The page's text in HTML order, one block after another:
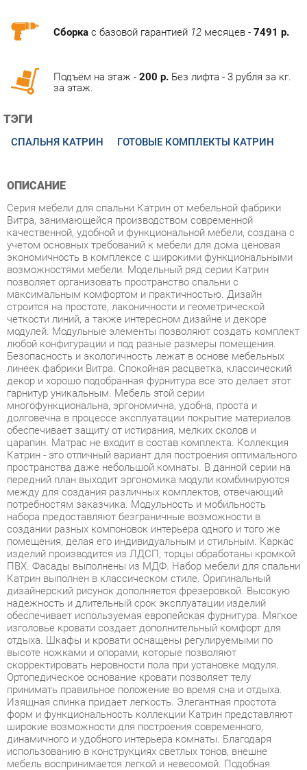
ТЭГИ
ОПИСАНИЕ
Витра, занимающейся производством современной
качественной, удобной и функциональной мебели, создана с
учетом основных требований к мебели для дома ценовая
экономичность в комплексе с широкими функциональными
возможностями мебели. Модельный ряд серии Катрин
позволяет организовать пространство спальни с
максимальным комфортом и практичностью. Дизайн
строится на простоте, лаконичности и геометрической
четкости линий, а также интересном дизайне и декоре
модулей. Модульные элементы позволяют создать комплект
любой конфигурации и под разные размеры помещения.
Безопасность и экологичность лежат в основе мебельных
линеек фабрики Витра. Спокойная расцветка, классический
декор и хорошо подобранная фурнитура все это делает этот
гарнитур уникальным. Мебель этой серии
многофункциональна, эргономична, удобна, проста и
долговечна в процессе эксплуатации покрытие материалов
обеспечивает защиту от истирания, мелких сколов и
царапин. Матрас не входит в состав комплекта. Коллекция
Катрин - это отличный вариант для построения оптимального
пространства даже небольшой комнаты. В данной серии на
передний план выходит эргономика модули комбинируются
между для создания различных комплектов, отвечающий
потребностям заказчика. Модульность и мобильность
набора предоставляют безграничные возможности в
создании разных компоновок интерьера одного и того же
помещения, делая его индивидуальным и стильным. Каркас
изделий производится из ЛДСП, торцы обработаны кромкой
ПВХ. Фасады выполнены из МДФ. Набор мебели для спальни
Катрин выполнен в классическом стиле. Оригинальный
дизайнерский рисунок дополняется фрезеровкой. Высокую
надежность и длительный срок эксплуатации изделий
обеспечивает используемая европейская фурнитура. Мягкое
изголовье кровати создает дополнительный комфорт для
отдыха. Шкафы и кровати оснащены регулируемыми по
высоте ножками и опорами, которые позволяют
скорректировать неровности пола при установке модуля.
Ортопедическое основание кровати позволяет телу
принимать правильное положение во время сна и отдыха.
Изящная спинка придает легкость. Элегантная простота
форм и функциональность коллекции Катрин представляют
широкие возможности для построения современного,
динамичного и удобного интерьера комнаты. Благодаря
использованию в конструкциях светлых тонов, внешне
мебель воспринимается легкой и невесомой. Подобная
мебель не сужает пространство за счет лаконичности
дизайна и четкого изгиба линий. Это отличное решение для
обеспечения комфортных условий для учебы и отдыха. Серия
мебели Катрин - это современное и качественное оснащение
для любой спальни, позволяющее оптимизировать